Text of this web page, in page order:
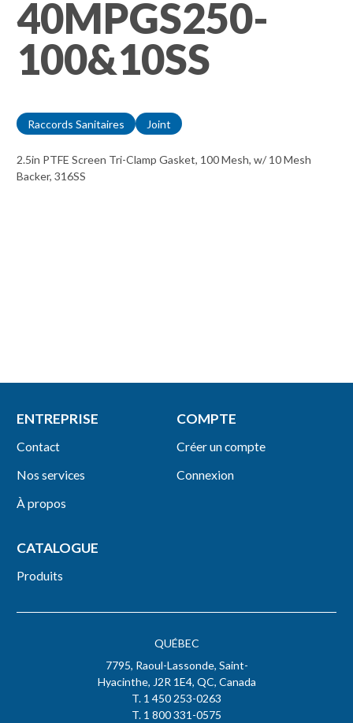
40MPGS250-
100&10SS
Raccords Sanitaires Joint
2.5in PTFE Screen Tri-Clamp Gasket, 100 Mesh, w/ 10 Mesh
Backer, 316SS
QUÉBEC
7795, Raoul-Lassonde, Saint-
Hyacinthe, J2R 1E4, QC, Canada
T. 1 450 253-0263
T. 1 800 331-0575
ENTREPRISE
Contact
Nos services
À propos
COMPTE
Créer un compte
Connexion
CATALOGUE
Produits